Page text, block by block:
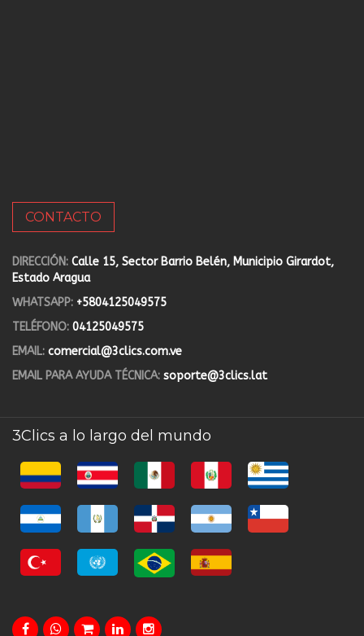
CONTACTO
DIRECCIÓN: Calle 15, Sector Barrio Belén, Municipio Girardot,
Estado Aragua
WHATSAPP: +5804125049575
TELÉFONO: 04125049575
EMAIL: comercial@3clics.com.ve
EMAIL PARA AYUDA TÉCNICA: soporte@3clics.lat
3Clics a lo largo del mundo